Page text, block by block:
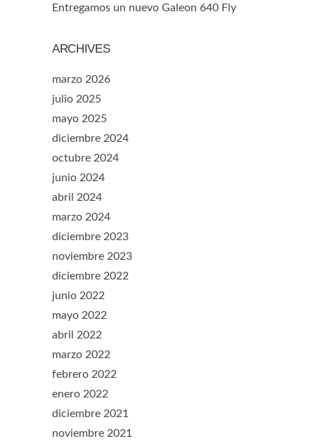
Entregamos un nuevo Galeon 640 Fly
ARCHIVES
marzo 2026
julio 2025
mayo 2025
diciembre 2024
octubre 2024
junio 2024
abril 2024
marzo 2024
diciembre 2023
noviembre 2023
diciembre 2022
junio 2022
mayo 2022
abril 2022
marzo 2022
febrero 2022
enero 2022
diciembre 2021
noviembre 2021